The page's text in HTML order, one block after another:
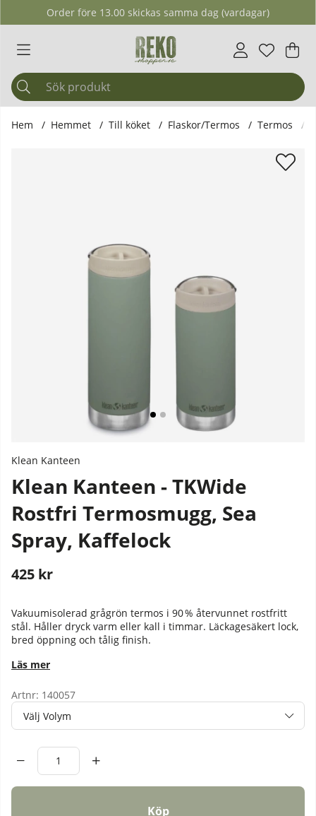
Order före 13.00 skickas samma dag (vardagar)
Antal i
. .
Hem Hemmet Till köket Flaskor/Termos Termos
Produktbilder Klean Kanteen - TKWide Rostfri
Klean Kanteen
Klean Kanteen - TKWide
Rostfri Termosmugg, Sea
Spray, Kaffelock
425 kr
Vakuumisolerad grågrön termos i 90 % återvunnet rostfritt
stål. Håller dryck varm eller kall i timmar. Läckagesäkert lock,
bred öppning och tålig finish.
Läs mer
Artnr: 140057
Volym
Köp